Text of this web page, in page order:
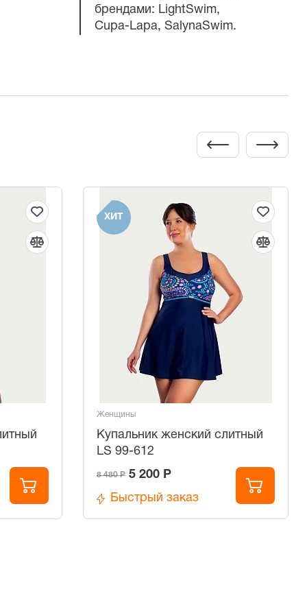
брендами: LightSwim,
Cupa-Lapa, SalynaSwim.
ХИТ
Женщины
Купальник женский слитный
LS 99-612
8 480 Р 5 200 Р
Быстрый заказ